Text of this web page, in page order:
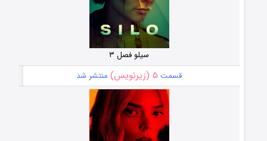
سیلو فصل ۳
قسمت ۵ (زیرنویس) منتشر شد